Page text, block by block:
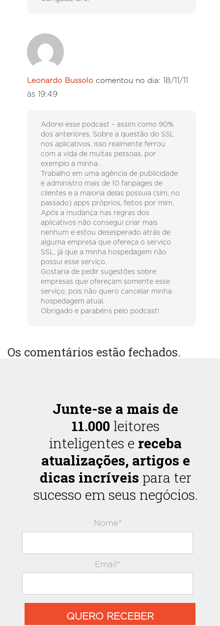
Leonardo Bussolo comentou no dia: 18/11/11
às 19:49
Adorei esse podcast – assim como 90%
dos anteriores. Sobre a questão do SSL
nos aplicativos, isso realmente ferrou
com a vida de muitas pessoas, por
exemplo a minha.
Trabalho em uma agência de publicidade
e administro mais de 10 fanpages de
clientes e a maioria delas possuia (sim, no
passado) apps próprios, feitos por mim.
Após a mudança nas regras dos
aplicativos não consegui criar mais
nenhum e estou desesperado atrás de
alguma empresa que ofereça o serviço
SSL, já que a minha hospedagem não
possui esse serviço.
Gostaria de pedir sugestões sobre
empresas que ofereçam somente esse
serviço, pois não quero cancelar minha
hospedagem atual.
Obrigado e parabéns pelo podcast!
Os comentários estão fechados.
Junte-se a mais de
11.000 leitores
inteligentes e receba
atualizações, artigos e
dicas incríveis para ter
sucesso em seus negócios.
Nome*
Email*
QUERO RECEBER